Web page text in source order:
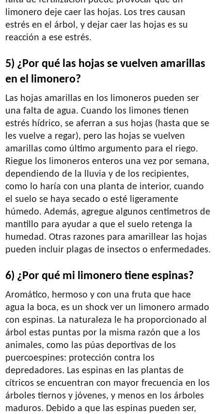
limonero deje caer las hojas. Los tres causan
estrés en el árbol, y dejar caer las hojas es su
reacción a ese estrés.
5) ¿Por qué las hojas se vuelven amarillas
en el limonero?
Las hojas amarillas en los limoneros pueden ser
una falta de agua. Cuando los limones tienen
estrés hídrico, se aferran a sus hojas (hasta que se
les vuelve a regar), pero las hojas se vuelven
amarillas como último argumento para el riego.
Riegue los limoneros enteros una vez por semana,
dependiendo de la lluvia y de los recipientes,
como lo haría con una planta de interior, cuando
el suelo se haya secado o esté ligeramente
húmedo. Además, agregue algunos centimetros de
mantillo para ayudar a que el suelo retenga la
humedad. Otras razones para amarillear las hojas
pueden incluir plagas de insectos o enfermedades.
6) ¿Por qué mi limonero tiene espinas?
Aromático, hermoso y con una fruta que hace
agua la boca, es un shock ver un limonero armado
con espinas. La naturaleza le ha proporcionado al
árbol estas puntas por la misma razón que a los
animales, como las púas deportivas de los
puercoespines: protección contra los
depredadores. Las espinas en las plantas de
cítricos se encuentran con mayor frecuencia en los
árboles tiernos y jóvenes, y menos en los árboles
maduros. Debido a que las espinas pueden ser,